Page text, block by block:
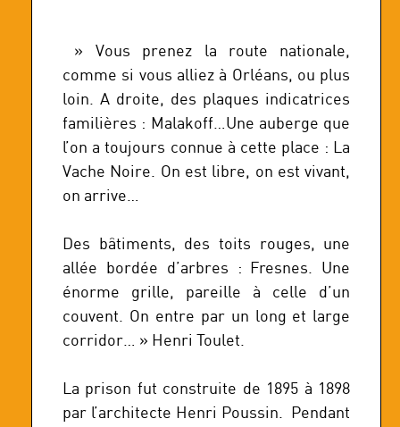
» Vous prenez la route nationale,
comme si vous alliez à Orléans, ou plus
loin. A droite, des plaques indicatrices
familières : Malakoff…Une auberge que
l’on a toujours connue à cette place : La
Vache Noire. On est libre, on est vivant,
on arrive…
Des bâtiments, des toits rouges, une
allée bordée d’arbres : Fresnes. Une
énorme grille, pareille à celle d’un
couvent. On entre par un long et large
corridor… » Henri Toulet.
La prison fut construite de 1895 à 1898
par l’architecte Henri Poussin. Pendant